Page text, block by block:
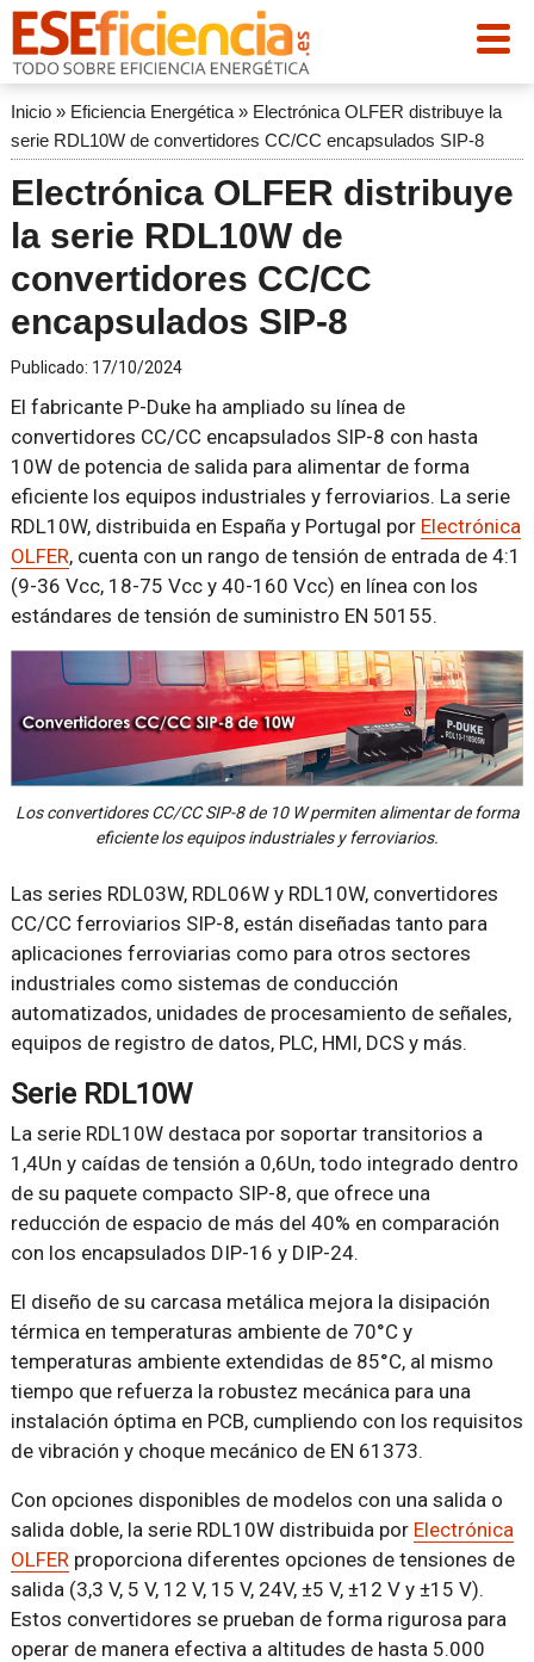
Inicio» Eficiencia Energética» Electrónica OLFER distribuye la
serie RDL10W de convertidores CC/CC encapsulados SIP-8
Electrónica OLFER distribuye
la serie RDL10W de
convertidores CC/CC
encapsulados SIP-8
Publicado: 17/10/2024
El fabricante P-Duke ha ampliado su línea de
convertidores CC/CC encapsulados SIP-8 con hasta
10W de potencia de salida para alimentar de forma
eficiente los equipos industriales y ferroviarios. La serie
RDL10W, distribuida en España y Portugal por Electrónica
OLFER, cuenta con un rango de tensión de entrada de 4:1
(9-36 Vcc, ​18-75 Vcc y 40-160 Vcc) en línea con los
estándares de tensión de suministro EN 50155.
Los convertidores CC/CC SIP-8 de 10 W permiten alimentar de forma
eficiente los equipos industriales y ferroviarios.
Las series RDL03W, RDL06W y RDL10W, convertidores
CC/CC ferroviarios SIP-8, están diseñadas tanto para
aplicaciones ferroviarias como para otros sectores
industriales como sistemas de conducción
automatizados, unidades de procesamiento de señales,
equipos de registro de datos, PLC, HMI, DCS y más.
Serie RDL10W
La serie RDL10W destaca por soportar transitorios a
1,4Un y caídas de tensión a 0,6Un, todo integrado dentro
de su paquete compacto SIP-8, que ofrece una
reducción de espacio de más del 40% en comparación
con los encapsulados DIP-16 y DIP-24.
El diseño de su carcasa metálica mejora la disipación
térmica en temperaturas ambiente de 70°C y
temperaturas ambiente extendidas de 85°C, al mismo
tiempo que refuerza la robustez mecánica para una
instalación óptima en PCB, cumpliendo con los requisitos
de vibración y choque mecánico de EN 61373.
Con opciones disponibles de modelos con una salida o
salida doble, la serie RDL10W distribuida por Electrónica
OLFERproporciona diferentes opciones de tensiones de
salida (3,3 V, 5 V, 12 V, 15 V, 24V, ±5 V, ±12 V y ±15 V).
Estos convertidores se prueban de forma rigurosa para
operar de manera efectiva a altitudes de hasta 5.000